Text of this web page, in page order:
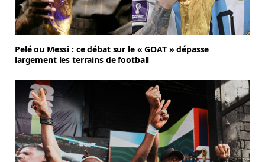
Pelé ou Messi : ce débat sur le « GOAT » dépasse
largement les terrains de football